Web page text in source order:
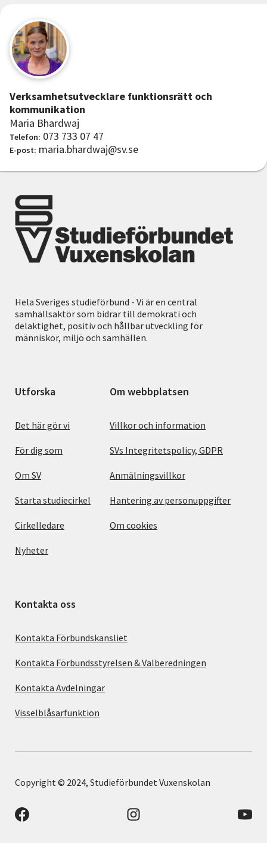
Verksamhetsutvecklare funktionsrätt och
kommunikation
Maria Bhardwaj
Telefon: 073 733 07 47
E-post: maria.bhardwaj@sv.se
Hela Sveriges studieförbund - Vi är en central
samhällsaktör som bidrar till demokrati och
delaktighet, positiv och hållbar utveckling för
människor, miljö och samhällen.
Utforska
Det här gör vi
För dig som
Om SV
Starta studiecirkel
Cirkelledare
Nyheter
Om webbplatsen
Villkor och information
SVs Integritetspolicy, GDPR
Anmälningsvillkor
Hantering av personuppgifter
Om cookies
Kontakta oss
Kontakta Förbundskansliet
Kontakta Förbundsstyrelsen & Valberedningen
Kontakta Avdelningar
Visselblåsarfunktion
Copyright © 2024, Studieförbundet Vuxenskolan